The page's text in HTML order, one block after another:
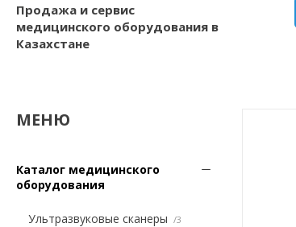
Продажа и сервис
медицинского оборудования в
Казахстане
Каталог медицинского
оборудования
Ультразвуковые сканеры 3